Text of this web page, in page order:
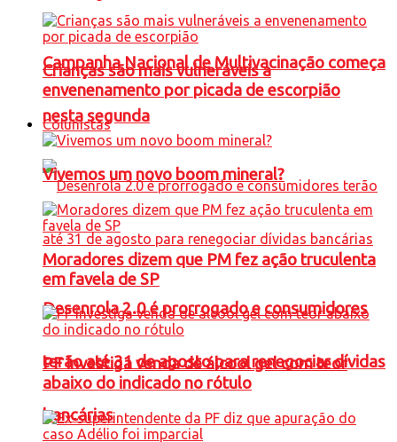
Campanha Nacional de Multivacinação começa
nesta segunda
Desenrola 2.0 é prorrogado e consumidores
terão até 31 de agosto para renegociar dívidas
bancárias
Crianças são mais vulneráveis a
envenenamento por picada de escorpião
Colunistas
Vivemos um novo boom mineral?
Moradores dizem que PM fez ação truculenta
em favela de SP
PF investiga venda de álcool gel com teor
abaixo do indicado no rótulo